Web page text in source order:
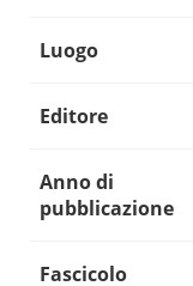
Luogo
Editore
Anno di
pubblicazione
Fascicolo